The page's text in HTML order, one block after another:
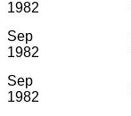
1982
Sep
1982
Sep
1982